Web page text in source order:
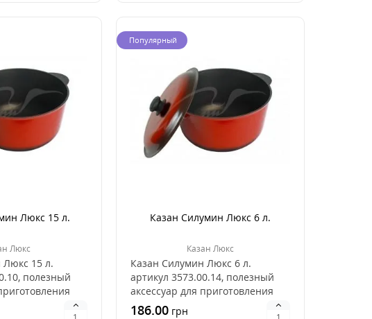
Люкс 15 л.
Люкс
Люкс 15 л.
полезный
о..
Популярный
Казан Силумин Люкс 6 л.
Казан Люкс
Казан Силумин Люкс 6 л.
артикул 3573.00.14, полезный
аксессуар для приготовления
пищи на открытом ог..
186.00грн